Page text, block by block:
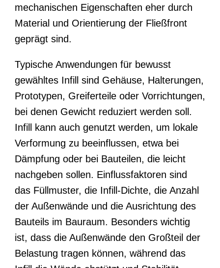
mechanischen Eigenschaften eher durch
Material und Orientierung der Fließfront
geprägt sind.
Typische Anwendungen für bewusst
gewähltes Infill sind Gehäuse, Halterungen,
Prototypen, Greiferteile oder Vorrichtungen,
bei denen Gewicht reduziert werden soll.
Infill kann auch genutzt werden, um lokale
Verformung zu beeinflussen, etwa bei
Dämpfung oder bei Bauteilen, die leicht
nachgeben sollen. Einflussfaktoren sind
das Füllmuster, die Infill-Dichte, die Anzahl
der Außenwände und die Ausrichtung des
Bauteils im Bauraum. Besonders wichtig
ist, dass die Außenwände den Großteil der
Belastung tragen können, während das